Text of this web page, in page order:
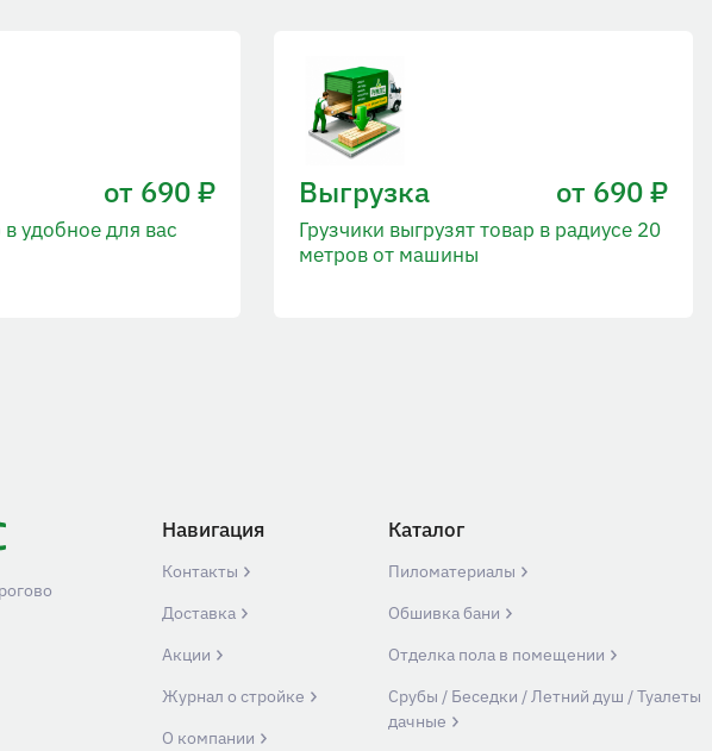
от 690 ₽
удобное для вас
Выгрузка от 690 ₽
Грузчики выгрузят товар в радиусе 20
метров от машины
Навигация
Контакты
Доставка
Акции
Журнал о стройке
О компании
Каталог
Пиломатериалы
Обшивка бани
Отделка пола в помещении
Срубы / Беседки / Летний душ / Туалеты
дачные